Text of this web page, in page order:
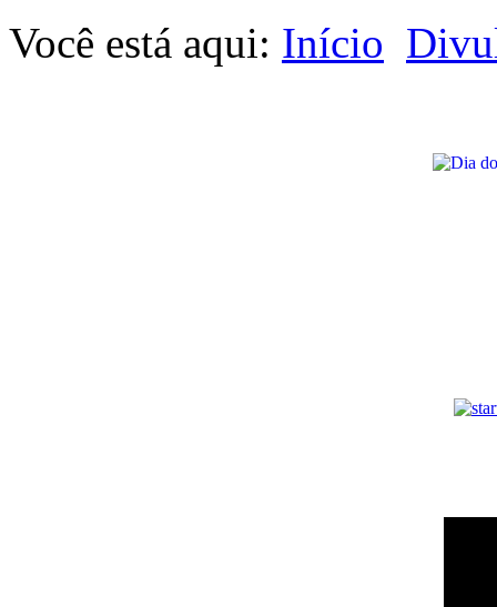
Você está aqui: Início